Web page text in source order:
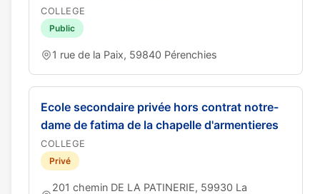
COLLEGE
Public
1 rue de la Paix, 59840 Pérenchies
Ecole secondaire privée hors contrat notre-
dame de fatima de la chapelle d'armentieres
COLLEGE
Privé
201 chemin DE LA PATINERIE, 59930 La